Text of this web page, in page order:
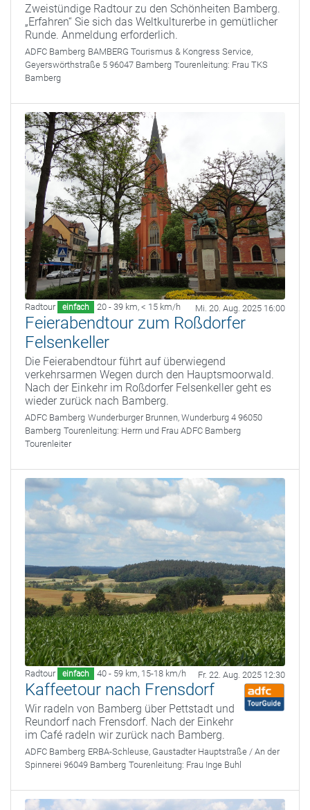
Zweistündige Radtour zu den Schönheiten Bamberg.
„Erfahren“ Sie sich das Weltkulturerbe in gemütlicher
Runde. Anmeldung erforderlich.
ADFC Bamberg BAMBERG Tourismus & Kongress Service,
Geyerswörthstraße 5 96047 Bamberg Tourenleitung: Frau TKS
Bamberg
Radtour einfach 20 - 39 km, < 15 km/h Mi. 20. Aug. 2025 16:00
Feierabendtour zum Roßdorfer
Felsenkeller
Die Feierabendtour führt auf überwiegend
verkehrsarmen Wegen durch den Hauptsmoorwald.
Nach der Einkehr im Roßdorfer Felsenkeller geht es
wieder zurück nach Bamberg.
ADFC Bamberg Wunderburger Brunnen, Wunderburg 4 96050
Bamberg Tourenleitung: Herrn und Frau ADFC Bamberg
Tourenleiter
Radtour einfach 40 - 59 km, 15-18 km/h Fr. 22. Aug. 2025 12:30
Kaffeetour nach Frensdorf
Wir radeln von Bamberg über Pettstadt und
Reundorf nach Frensdorf. Nach der Einkehr
im Café radeln wir zurück nach Bamberg.
ADFC Bamberg ERBA-Schleuse, Gaustadter Hauptstraße / An der
Spinnerei 96049 Bamberg Tourenleitung: Frau Inge Buhl